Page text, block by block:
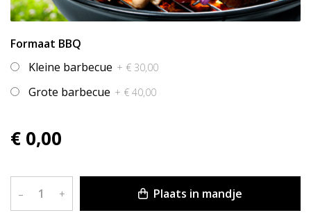
Formaat BBQ
Kleine barbecue + € 30,00
Grote barbecue + € 40,00
€ 0,00
– + Plaats in mandje